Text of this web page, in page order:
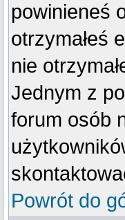
powinieneś
otrzymałeś
nie
Jednym z
forum osób
Powrót do